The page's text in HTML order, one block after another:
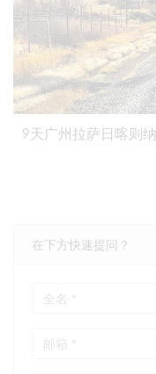
9天广州拉萨日喀则
在下方快速提问？